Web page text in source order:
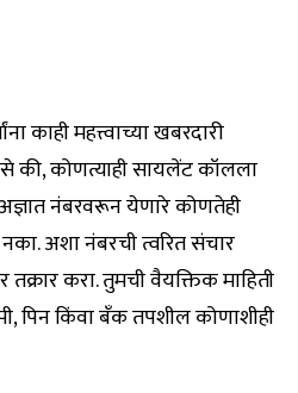
काही महत्त्वाच्या खबरदारी
की, कोणत्याही सायलेंट कॉलला
नंबरवरून येणारे कोणतेही
अशा नंबरची त्वरित संचार
करा. तुमची वैयक्तिक माहिती
पिन किंवा बँक तपशील कोणाशीही